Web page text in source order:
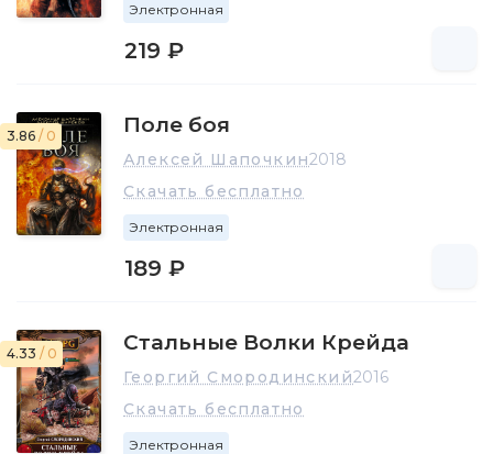
Электронная
219 ₽
3.86 / 0 Поле боя
Алексей Шапочкин2018
Скачать бесплатно
Электронная
189 ₽
4.33 / 0 Стальные Волки Крейда
Георгий Смородинский2016
Скачать бесплатно
Электронная